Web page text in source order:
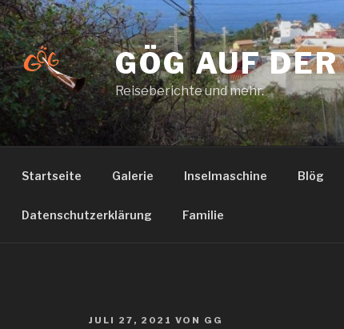
GÖG AUF
Reiseberichte und mehr.
Startseite Galerie Inselmaschine Blög
Datenschutzerklärung Familie
VERÖFFENTLICHT
JULI 27, 2021 VON GG